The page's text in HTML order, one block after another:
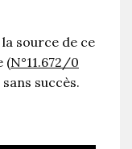
source de ce
(N°11.672/0
succès.